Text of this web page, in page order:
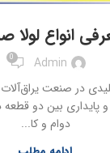
انواع لولا
Admin
0
در صنعت
پایداری بین دو قطعه
دوام و کا...